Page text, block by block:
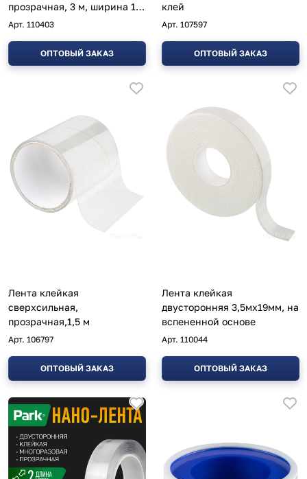
прозрачная, 3 м, ширина 15
мм
Арт. 110403
ОПТОВЫЙ ЗАКАЗ
клей
Арт. 107597
ОПТОВЫЙ ЗАКАЗ
Лента клейкая
сверхсильная,
прозрачная,1,5 м
Арт. 106797
ОПТОВЫЙ ЗАКАЗ
Лента клейкая
двусторонняя 3,5мх19мм, на
вспененной основе
Арт. 110044
ОПТОВЫЙ ЗАКАЗ